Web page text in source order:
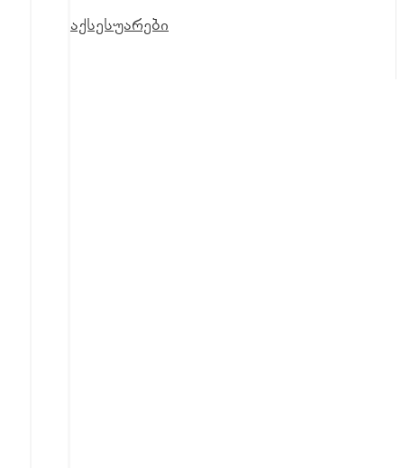
აქსესუარები